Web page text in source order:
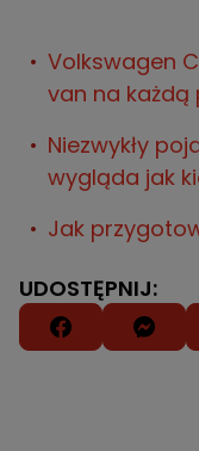
Volkswagen
van na
Niezwykły
wygląda jak
Jak
UDOSTĘPNIJ: